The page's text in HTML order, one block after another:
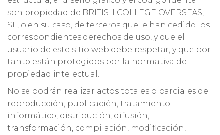
son propiedad de BRITISH COLLEGE OVERSEAS,
SL, o en su caso, de terceros que le han cedido los
correspondientes derechos de uso, y que el
usuario de este sitio web debe respetar, y que por
tanto están protegidos por la normativa de
propiedad intelectual.
No se podrán realizar actos totales o parciales de
reproducción, publicación, tratamiento
informático, distribución, difusión,
transformación, compilación, modificación,